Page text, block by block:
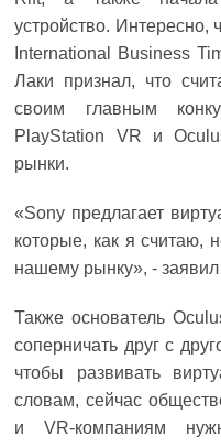
устройство. Интересно,
International Business
Лаки признал, что
своим главным
PlayStation VR и
рынки.
«Sony предлагает
которые, как я считаю,
нашему рынку», -
Также основатель
соперничать друг с
чтобы развивать
словам, сейчас
и VR-компаниям